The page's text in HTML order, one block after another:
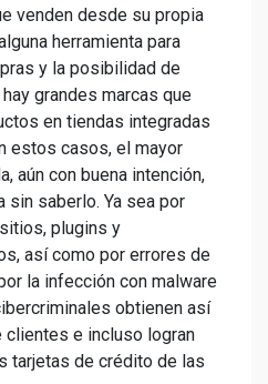
venden desde su propia
herramienta para
y la posibilidad de
grandes marcas que
en tiendas integradas
estos casos, el mayor
aún con buena intención,
sin saberlo. Ya sea por
plugins y
así como por errores de
la infección con malware
obtienen así
clientes e incluso logran
tarjetas de crédito de las